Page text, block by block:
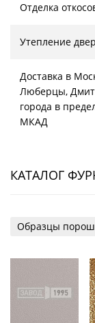
Отделка
Утепление
Доставка в
Люберцы,
города в
МКАД
КАТАЛОГ
Образцы